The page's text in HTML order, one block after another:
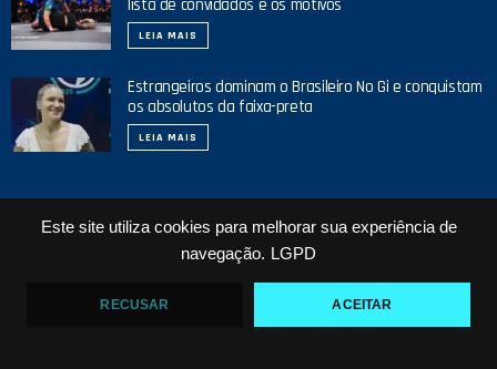
Este site utiliza cookies para melhorar sua experiência de
navegação. LGPD
RECUSAR ACEITAR
lista de convidados e os motivos
LEIA MAIS
Estrangeiros dominam o Brasileiro No Gi e conquistam
os absolutos da faixa-preta
LEIA MAIS
2